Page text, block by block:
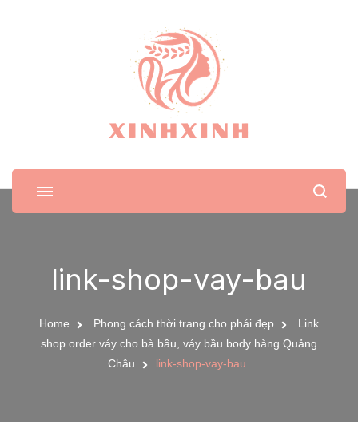
XinhXinh
Trang tin tức cho phái đẹp
link-shop-vay-bau
Home Phong cách thời trang cho phái đẹp
Link
shop order váy cho bà bầu, váy bầu body hàng Quảng
Châu
link-shop-vay-bau